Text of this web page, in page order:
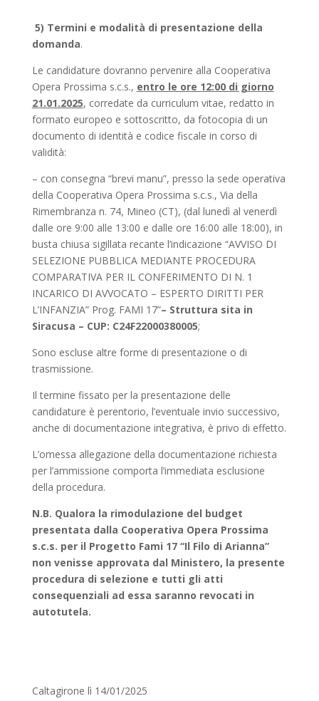
5) Termini e modalità di presentazione della
domanda.
Le candidature dovranno pervenire alla Cooperativa
Opera Prossima s.c.s., entro le ore 12:00 di giorno
21.01.2025, corredate da curriculum vitae, redatto in
formato europeo e sottoscritto, da fotocopia di un
documento di identità e codice fiscale in corso di
validità:
– con consegna “brevi manu”, presso la sede operativa
della Cooperativa Opera Prossima s.c.s., Via della
Rimembranza n. 74, Mineo (CT), (dal lunedì al venerdì
dalle ore 9:00 alle 13:00 e dalle ore 16:00 alle 18:00), in
busta chiusa sigillata recante l’indicazione “AVVISO DI
SELEZIONE PUBBLICA MEDIANTE PROCEDURA
COMPARATIVA PER IL CONFERIMENTO DI N. 1
INCARICO DI AVVOCATO – ESPERTO DIRITTI PER
L’INFANZIA” Prog. FAMI 17”– Struttura sita in
Siracusa – CUP: C24F22000380005;
Sono escluse altre forme di presentazione o di
trasmissione.
Il termine fissato per la presentazione delle
candidature è perentorio, l’eventuale invio successivo,
anche di documentazione integrativa, è privo di effetto.
L’omessa allegazione della documentazione richiesta
per l’ammissione comporta l’immediata esclusione
della procedura.
N.B. Qualora la rimodulazione del budget
presentata dalla Cooperativa Opera Prossima
s.c.s. per il Progetto Fami 17 “Il Filo di Arianna”
non venisse approvata dal Ministero, la presente
procedura di selezione e tutti gli atti
consequenziali ad essa saranno revocati in
autotutela.
Caltagirone lì 14/01/2025